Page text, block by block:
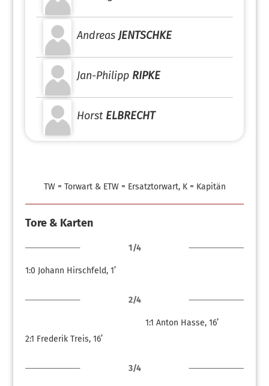
Andreas JENTSCHKE
Jan-Philipp RIPKE
Horst ELBRECHT
TW = Torwart & ETW = Ersatztorwart, K = Kapitän
Tore & Karten
1/4
1:0 Johann Hirschfeld, 1’
2/4
1:1 Anton Hasse, 16’
2:1 Frederik Treis, 16’
3/4